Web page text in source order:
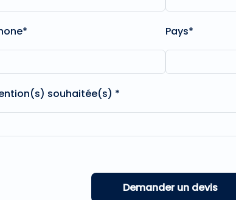
Pays*
souhaitée(s) *